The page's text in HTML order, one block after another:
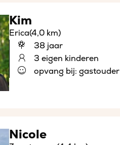
Kim
Erica(4,0 km)
38 jaar
3 eigen kinderen
opvang bij: gastouder
Nicole